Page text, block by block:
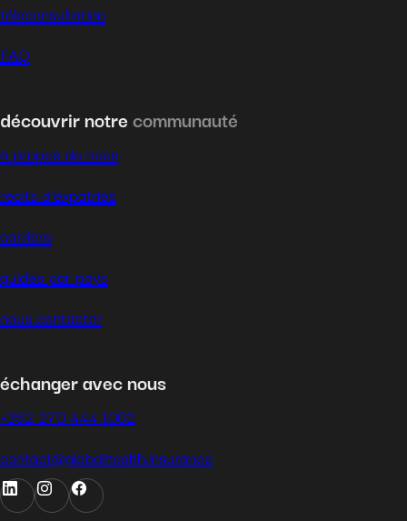
téléconsultation
FAQ
découvrir notrecommunauté
à propos de nous
récits d’expatriés
carrière
guides par pays
nous contacter
échanger avec nous
+352 270 444 1002
contact@globalhealth.insurance